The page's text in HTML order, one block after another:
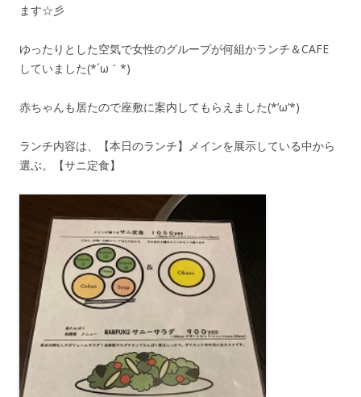
ます☆彡
ゆったりとした空気で女性のグループが何組かランチ＆CAFE
していました(*´ω｀*)
赤ちゃんも居たので座敷に案内してもらえました(*’ω’*)
ランチ内容は、【本日のランチ】メインを展示している中から
選ぶ。【サニ定食】